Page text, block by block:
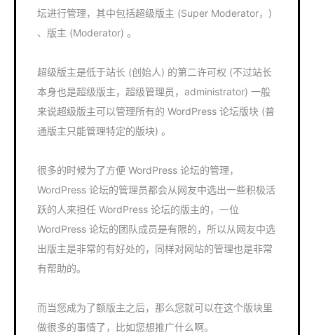
坛进行管理，其中包括超级版主 (Super Moderator，)
、版主 (Moderator) 。
超级版主是低于站长 (创始人) 的第二许可权 (不过站长
本身也是超级版主，超级管理员，administrator) 一般
来说超级版主可以管理所有的 WordPress 论坛版块 (普
通版主只能管理特定的版块) 。
很多的时候为了方便 WordPress 论坛的管理，
WordPress 论坛的管理员都会从网友中选出一些积极活
跃的人来担任 WordPress 论坛的版主的，一位
WordPress 论坛的团队成员是有限的，所以从网友中选
出版主是非常的有好处的，同样对网站的管理也是非常
有帮助的。
而当您成为了额版主之后，那么您就可以在这个版块里
做很多的事情了，比如您想推广什么啊。